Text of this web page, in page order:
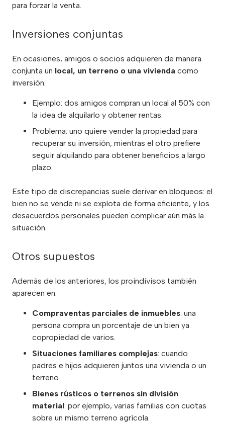
para forzar la venta.
Inversiones conjuntas
En ocasiones, amigos o socios adquieren de manera
conjunta un local, un terreno o una vivienda como
inversión.
Ejemplo: dos amigos compran un local al 50% con
la idea de alquilarlo y obtener rentas.
Problema: uno quiere vender la propiedad para
recuperar su inversión, mientras el otro prefiere
seguir alquilando para obtener beneficios a largo
plazo.
Este tipo de discrepancias suele derivar en bloqueos: el
bien no se vende ni se explota de forma eficiente, y los
desacuerdos personales pueden complicar aún más la
situación.
Otros supuestos
Además de los anteriores, los proindivisos también
aparecen en:
Compraventas parciales de inmuebles: una
persona compra un porcentaje de un bien ya
copropiedad de varios.
Situaciones familiares complejas: cuando
padres e hijos adquieren juntos una vivienda o un
terreno.
Bienes rústicos o terrenos sin división
material: por ejemplo, varias familias con cuotas
sobre un mismo terreno agrícola.